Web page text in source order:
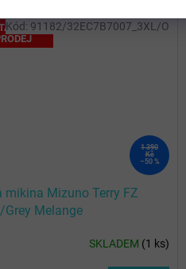
1 390
Kč
–50 %
mikina Mizuno Terry FZ
Grey Melange
SKLADEM (1 ks)
Kód: 91182/32EC7B7007_3XL/O